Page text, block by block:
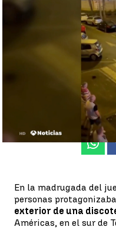
Una batalla campal en la
Una
Zaira González
26 de
En la madrugada del
personas protagonizaba
exterior de una
Américas, en el sur de